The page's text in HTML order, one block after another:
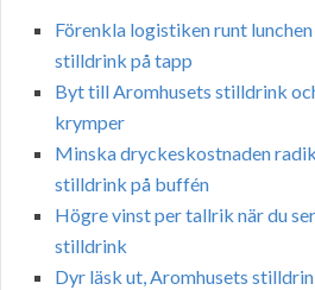
Förenkla logistiken runt
stilldrink på tapp
Byt till Aromhusets stilldrink
krymper
Minska dryckeskostnaden
stilldrink på buffén
Högre vinst per tallrik när du
stilldrink
Dyr läsk ut, Aromhusets